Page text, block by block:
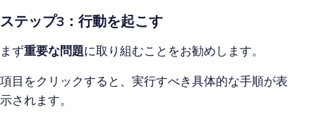
ステップ3：行動を起こす
まず重要な問題に取り組むことをお勧めします。
項目をクリックすると、実行すべき具体的な手順が表
示されます。